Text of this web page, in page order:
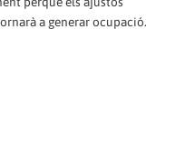
a generar ocupació.